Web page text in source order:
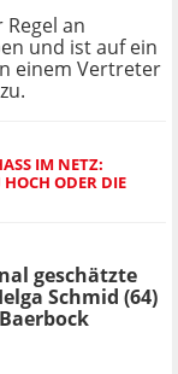
an
und ist auf ein
einem Vertreter
IM NETZ:
ODER DIE
geschätzte
Schmid (64)